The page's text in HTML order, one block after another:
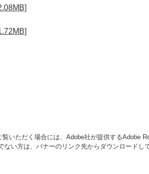
いただく場合には、Adobe社が提供するAdobe
ない方は、バナーのリンク先からダウンロードし